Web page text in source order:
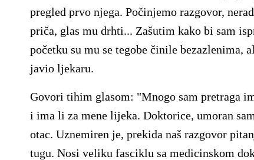
pregled prvo njega. Počinjemo razgovor,
priča, glas mu drhti... Zašutim kako bi sam
početku su mu se tegobe činile bezazlenima,
javio ljekaru.
Govori tihim glasom: "Mnogo sam pretraga
i ima li za mene lijeka. Doktorice, umoran
otac. Uznemiren je, prekida naš razgovor
tugu. Nosi veliku fasciklu sa medicinskom